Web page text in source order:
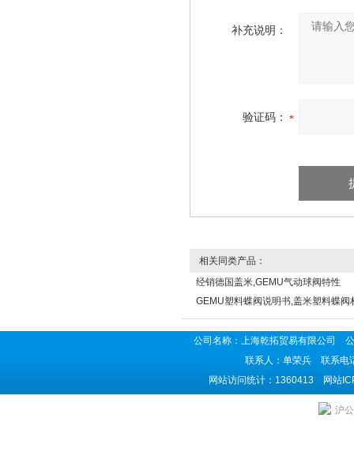
补充说明：
验证码：
相关同类产品：
经销德国盖米,GEMU气动球阀特性
GEMU塑料蝶阀说明书,盖米塑料蝶阀
公司名称：上海乾拓贸易有限公司
联系人：单荣兵 联系电
网站访问统计：1360413 网站
沪